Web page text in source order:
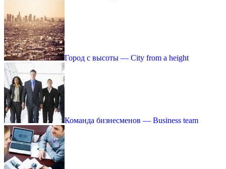
Город с высоты — City from a height
Команда бизнесменов — Business team